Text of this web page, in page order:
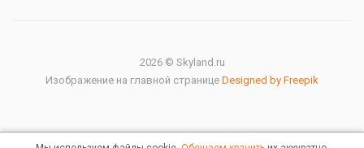
2026 © Skyland.ru
Изображение на главной странице Designed by Freepik